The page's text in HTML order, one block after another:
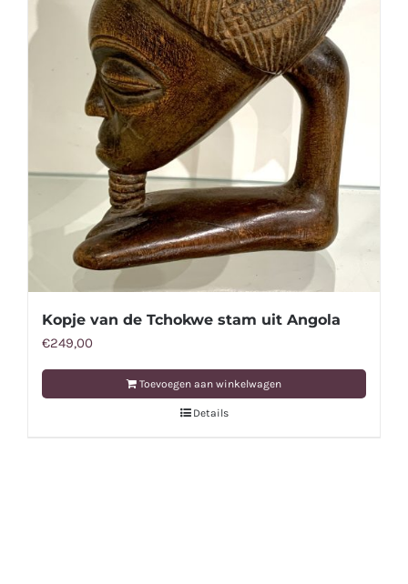
Kopje van de Tchokwe stam uit Angola
€249,00
Toevoegen aan winkelwagen
Details